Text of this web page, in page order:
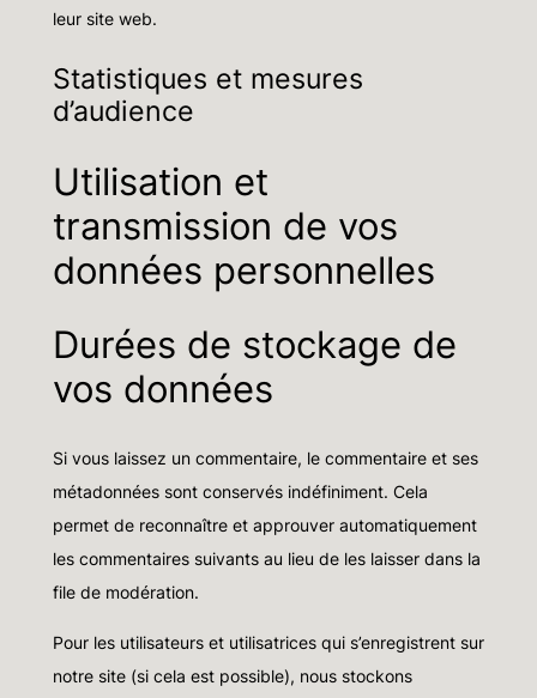
leur site web.
Statistiques et mesures
d’audience
Utilisation et
transmission de vos
données personnelles
Durées de stockage de
vos données
Si vous laissez un commentaire, le commentaire et ses
métadonnées sont conservés indéfiniment. Cela
permet de reconnaître et approuver automatiquement
les commentaires suivants au lieu de les laisser dans la
file de modération.
Pour les utilisateurs et utilisatrices qui s’enregistrent sur
notre site (si cela est possible), nous stockons